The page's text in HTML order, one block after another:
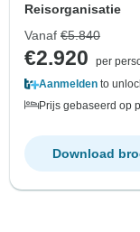
Reisorganisatie
Vanaf €5.840
€2.920
per
Aanmelden to
Prijs gebaseerd op
Download